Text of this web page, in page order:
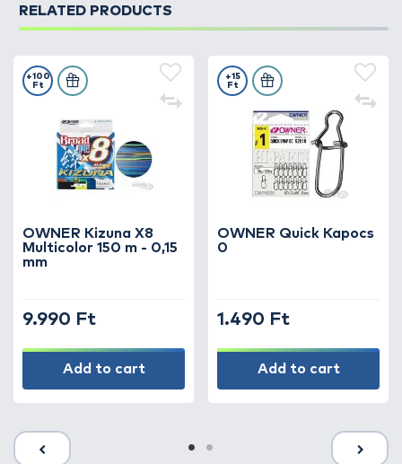
RELATED PRODUCTS
OWNER Kizuna X8
Multicolor 150 m - 0,15
mm
+100
Ft
9.990 Ft
Add to cart
OWNER Quick Kapocs
0
+15
Ft
1.490 Ft
Add to cart